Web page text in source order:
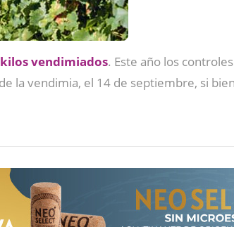
kilos vendimiados. Este año los
la vendimia, el 14 de septiembre, si